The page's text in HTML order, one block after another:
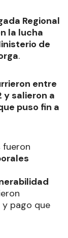
Regional
la lucha
de
.
entre
y salieron a
puso fin a
fueron
pago que